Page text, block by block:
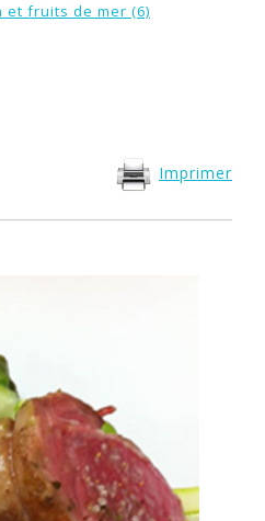
et fruits de mer (6)
Imprimer